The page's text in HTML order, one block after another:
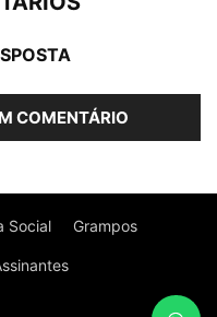
COMENTÁRIO
Social Grampos